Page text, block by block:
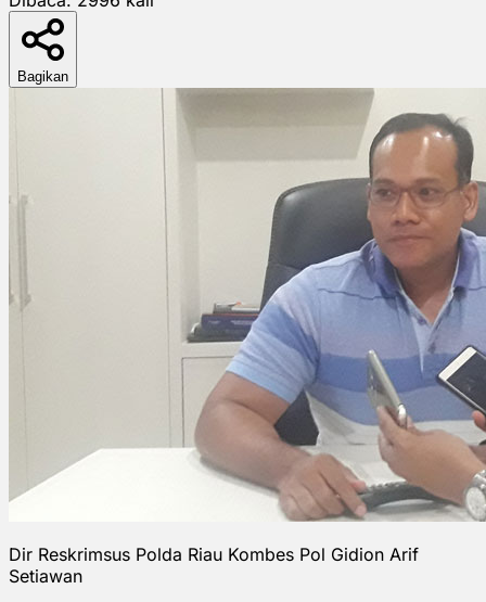
Bagikan
Dir Reskrimsus Polda Riau Kombes Pol Gidion Arif
Setiawan